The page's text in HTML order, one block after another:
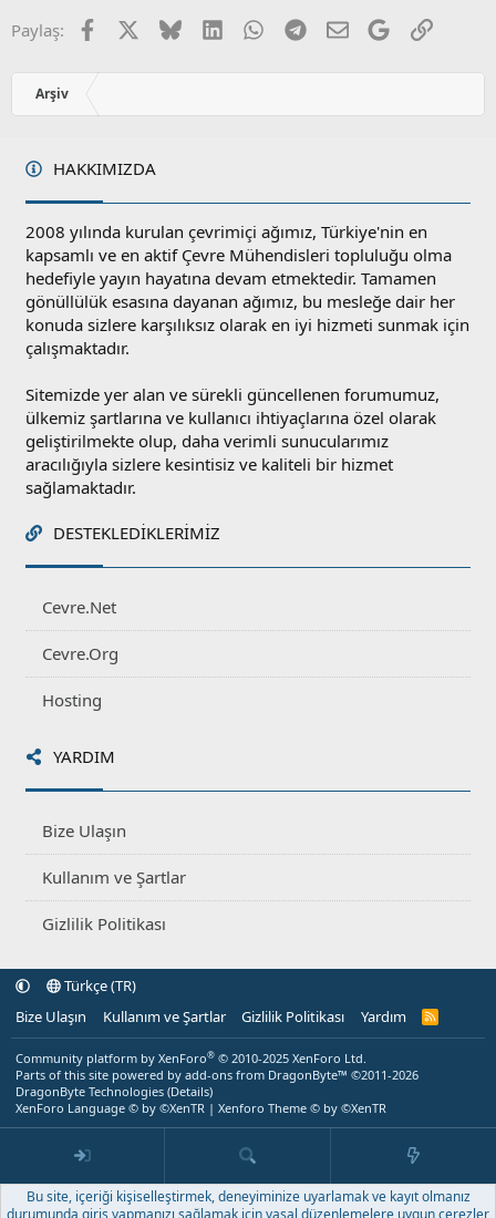
u
z
o
l
Paylaş: Facebook BlueskyLinkedInWhatsApp
Telegram
E-postaGoogleLink
Arşiv
HAKKIMIZDA
2008 yılında kurulan çevrimiçi ağımız, Türkiye'nin en
kapsamlı ve en aktif Çevre Mühendisleri topluluğu olma
hedefiyle yayın hayatına devam etmektedir. Tamamen
gönüllülük esasına dayanan ağımız, bu mesleğe dair her
konuda sizlere karşılıksız olarak en iyi hizmeti sunmak için
çalışmaktadır.
Sitemizde yer alan ve sürekli güncellenen forumumuz,
ülkemiz şartlarına ve kullanıcı ihtiyaçlarına özel olarak
geliştirilmekte olup, daha verimli sunucularımız
aracılığıyla sizlere kesintisiz ve kaliteli bir hizmet
sağlamaktadır.
DESTEKLEDIKLERIMIZ
Cevre.Net
Cevre.Org
Hosting
YARDIM
Bize Ulaşın
Kullanım ve Şartlar
Gizlilik Politikası
Türkçe (TR)
Bize Ulaşın
Kullanım ve Şartlar Gizlilik Politikası Yardım
R
Community platform by XenForo® © 2010-2025 XenForo Ltd.
Parts of this site powered by add-ons from DragonByte™ ©2011-2026
DragonByte Technologies (Details)
XenForo Language © by ©XenTR | Xenforo Theme © by ©XenTR
Bu site, içeriği kişiselleştirmek, deneyiminize uyarlamak ve kayıt olmanız
durumunda giriş yapmanızı sağlamak için yasal düzenlemelere uygun çerezler